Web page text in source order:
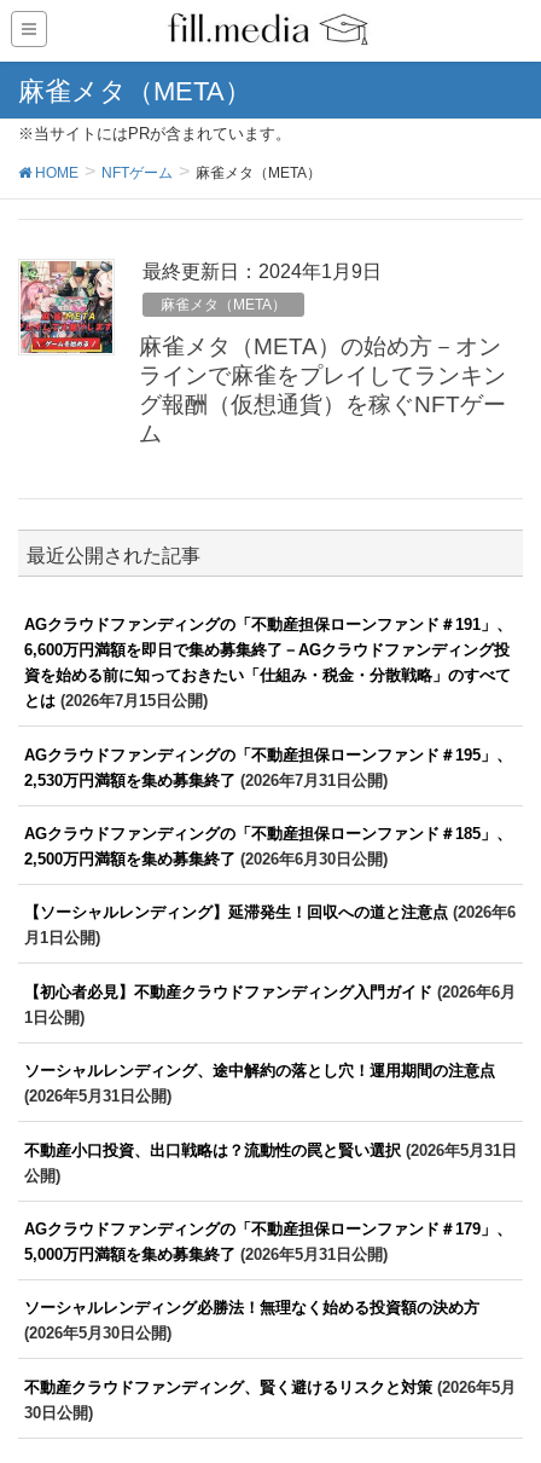
麻雀メタ（META）
※当サイトにはPRが含まれています。
HOME NFTゲーム 麻雀メタ（META）
最終更新日：2024年1月9日
麻雀メタ（META）
麻雀メタ（META）の始め方－オン
ラインで麻雀をプレイしてランキン
グ報酬（仮想通貨）を稼ぐNFTゲー
ム
最近公開された記事
AGクラウドファンディングの「不動産担保ローンファンド＃191」、
6,600万円満額を即日で集め募集終了－AGクラウドファンディング投
資を始める前に知っておきたい「仕組み・税金・分散戦略」のすべて
とは (2026年7月15日公開)
AGクラウドファンディングの「不動産担保ローンファンド＃195」、
2,530万円満額を集め募集終了 (2026年7月31日公開)
AGクラウドファンディングの「不動産担保ローンファンド＃185」、
2,500万円満額を集め募集終了 (2026年6月30日公開)
【ソーシャルレンディング】延滞発生！回収への道と注意点 (2026年6
月1日公開)
【初心者必見】不動産クラウドファンディング入門ガイド (2026年6月
1日公開)
ソーシャルレンディング、途中解約の落とし穴！運用期間の注意点
(2026年5月31日公開)
不動産小口投資、出口戦略は？流動性の罠と賢い選択 (2026年5月31日
公開)
AGクラウドファンディングの「不動産担保ローンファンド＃179」、
5,000万円満額を集め募集終了 (2026年5月31日公開)
ソーシャルレンディング必勝法！無理なく始める投資額の決め方
(2026年5月30日公開)
不動産クラウドファンディング、賢く避けるリスクと対策 (2026年5月
30日公開)